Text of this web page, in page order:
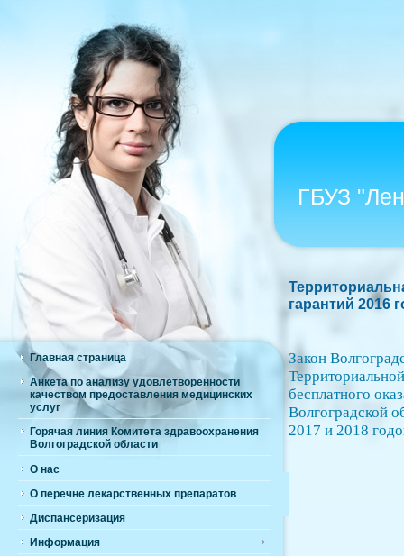
Главная страница
Анкета по анализу удовлетворенности
качеством предоставления медицинских
услуг
Горячая линия Комитета здравоохранения
Волгоградской области
О нас
О перечне лекарственных препаратов
Диспансеризация
Информация
ГБУЗ
гарантий 2016
Закон
бесплатного
Волгоградской
2017 и 2018